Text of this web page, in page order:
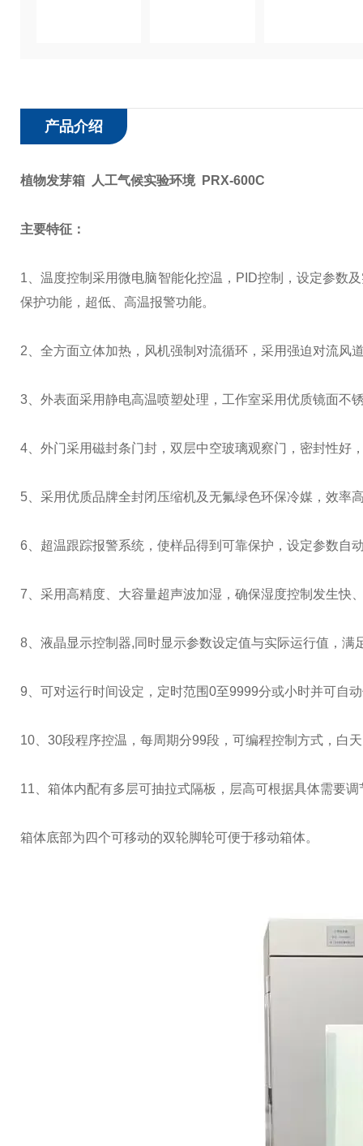
产品介绍
植物发芽箱 人工气候实验环境 PRX-600C
主要特征：
1、温度控制采用微电脑智能化控温，PID控制，设定参数
保护功能，超低、高温报警功能。
2、 全方面立体加热，风机强制对流循环，采用强迫对流风
3、外表面采用静电高温喷塑处理，工作室采用优质镜面不
4、外门采用磁封条门封，双层中空玻璃观察门，密封性好
5、采用优质品牌全封闭压缩机及无氟绿色环保冷媒，效率
6、超温跟踪报警系统，使样品得到可靠保护，设定参数自
7、采用高精度、大容量超声波加湿，确保湿度控制发生快
8、液晶显示控制器,同时显示参数设定值与实际运行值，满
9、可对运行时间设定，定时范围0至9999分或小时并可自
10、30段程序控温，每周期分99段，可编程控制方式，白
11、箱体内配有多层可抽拉式隔板，层高可根据具体需要调
箱体底部为四个可移动的双轮脚轮可便于移动箱体。